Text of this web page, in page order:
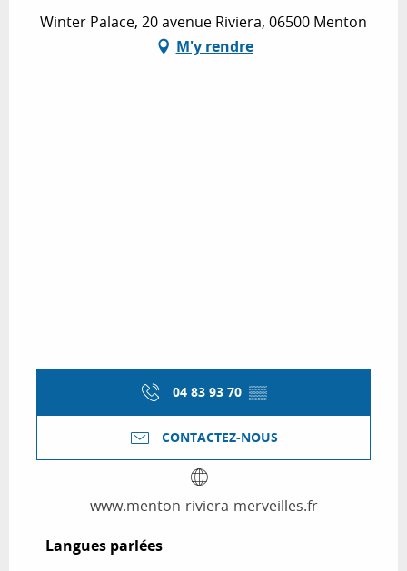
Winter Palace, 20 avenue Riviera, 06500 Menton
M'y rendre
04 83 93 70 ▒▒
CONTACTEZ-NOUS
www.menton-riviera-merveilles.fr
Langues parlées
Langues parlées